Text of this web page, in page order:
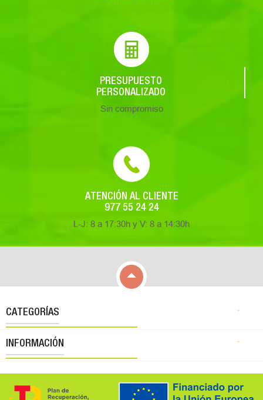
PRESUPUESTO
PERSONALIZADO
Sin compromiso
ATENCIÓN AL CLIENTE
977 55 24 24
L-J: 8 a 17:30h y V: 8 a 14:30h

CATEGORÍAS 
INFORMACIÓN 